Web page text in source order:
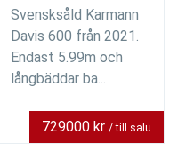
Svensksåld Karmann
Davis 600 från 2021.
Endast 5.99m och
långbäddar ba...
729000 kr / till salu